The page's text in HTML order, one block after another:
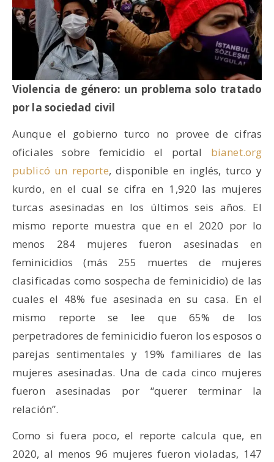
Violencia de género: un problema solo tratado
por la sociedad civil
Aunque el gobierno turco no provee de cifras
oficiales sobre femicidio el portal bianet.org
publicó un reporte, disponible en inglés, turco y
kurdo, en el cual se cifra en 1,920 las mujeres
turcas asesinadas en los últimos seis años. El
mismo reporte muestra que en el 2020 por lo
menos 284 mujeres fueron asesinadas en
feminicidios (más 255 muertes de mujeres
clasificadas como sospecha de feminicidio) de las
cuales el 48% fue asesinada en su casa. En el
mismo reporte se lee que 65% de los
perpetradores de feminicidio fueron los esposos o
parejas sentimentales y 19% familiares de las
mujeres asesinadas. Una de cada cinco mujeres
fueron asesinadas por “querer terminar la
relación”.
Como si fuera poco, el reporte calcula que, en
2020, al menos 96 mujeres fueron violadas, 147